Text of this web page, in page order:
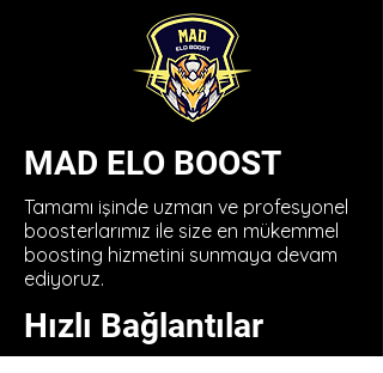
MAD ELO BOOST
Tamamı işinde uzman ve profesyonel
boosterlarımız ile size en mükemmel
boosting hizmetini sunmaya devam
ediyoruz.
Hızlı Bağlantılar